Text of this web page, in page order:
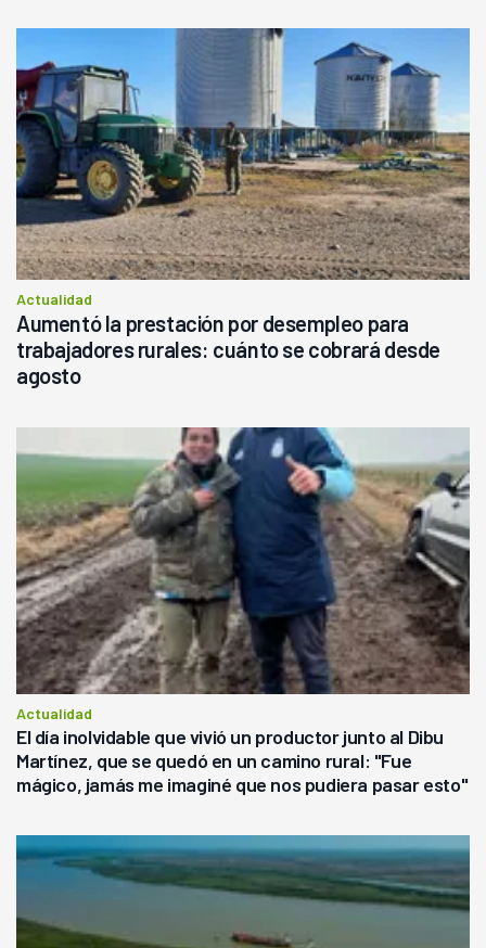
Actualidad
Aumentó la prestación por desempleo para
trabajadores rurales: cuánto se cobrará desde
agosto
Actualidad
El día inolvidable que vivió un productor junto al Dibu
Martínez, que se quedó en un camino rural: "Fue
mágico, jamás me imaginé que nos pudiera pasar esto"